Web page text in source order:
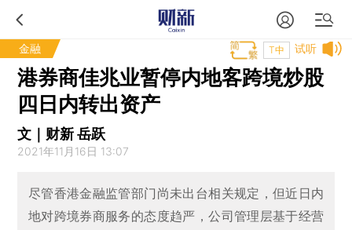
金融 试听
T中
港券商佳兆业暂停内地客跨境炒股
四日内转出资产
文｜财新 岳跃
2021年11月16日 13:07
尽管香港金融监管部门尚未出台相关规定，但近日内
地对跨境券商服务的态度趋严，公司管理层基于经营